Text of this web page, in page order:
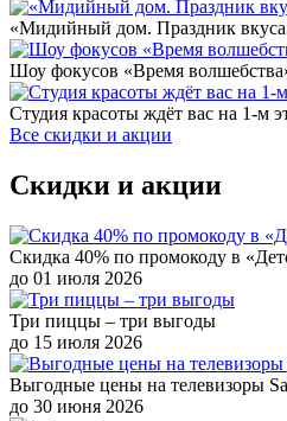
«Мидийный дом. Праздник
Шоу фокусов «Время
Студия красоты ждёт вас на 1-м
Все скидки и акции
Скидки и акции
Скидка 40% по промокоду в
до 01 июля 2026
Три пиццы ‒ три выгоды
до 15 июля 2026
Выгодные цены на телевизоры
до 30 июня 2026